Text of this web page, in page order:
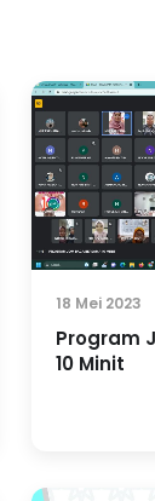
18 Mei 2023
Program
10 Minit